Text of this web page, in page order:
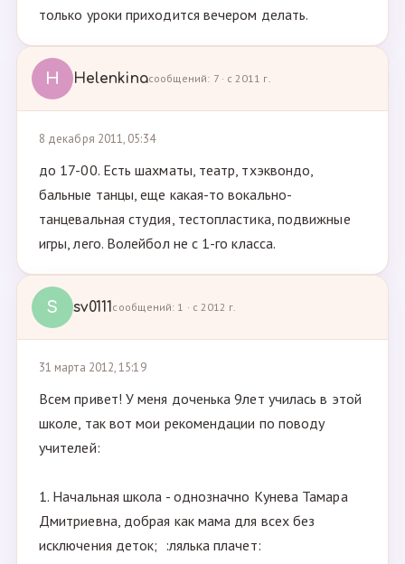
только уроки приходится вечером делать.
H Helenkinaсообщений: 7 · с 2011 г.
8 декабря 2011, 05:34
до 17-00. Есть шахматы, театр, тхэквондо,
бальные танцы, еще какая-то вокально-
танцевальная студия, тестопластика, подвижные
игры, лего. Волейбол не с 1-го класса.
S sv0111сообщений: 1 · с 2012 г.
31 марта 2012, 15:19
Всем привет! У меня доченька 9лет училась в этой
школе, так вот мои рекомендации по поводу
учителей:
1. Начальная школа - однозначно Кунева Тамара
Дмитриевна, добрая как мама для всех без
исключения деток; :лялька плачет: